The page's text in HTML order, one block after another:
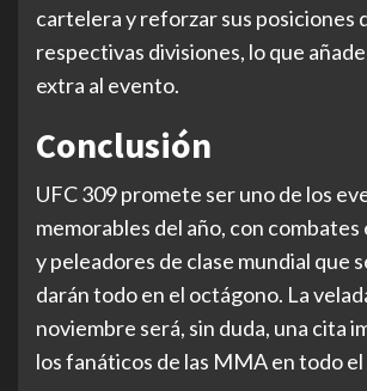
cartelera y reforzar sus posiciones
respectivas divisiones, lo que
extra al evento.
Conclusión
UFC 309 promete ser uno de los
memorables del año, con
y peleadores de clase mundial que
darán todo en el octágono. La
noviembre será, sin duda, una cita
los fanáticos de las MMA en todo el